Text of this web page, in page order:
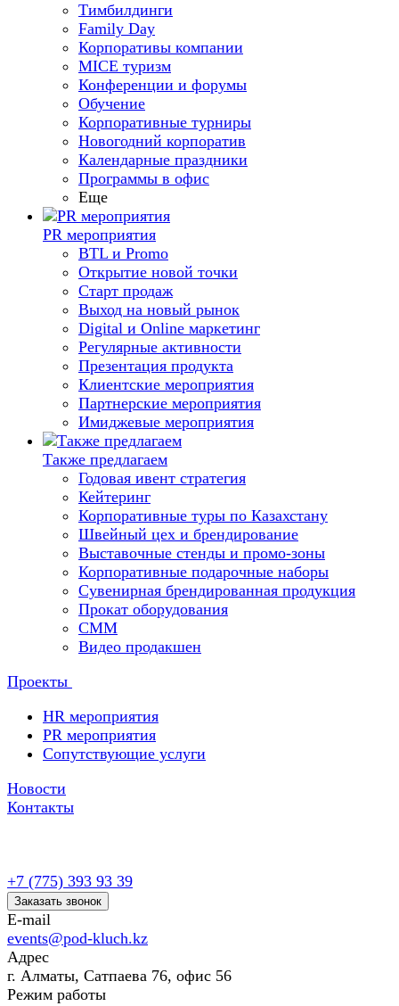
Тимбилдинги
Family Day
Корпоративы компании
MICE туризм
Конференции и форумы
Обучение
Корпоративные турниры
Новогодний корпоратив
Календарные праздники
Программы в офис
Еще
PR мероприятия
BTL и Promo
Открытие новой точки
Старт продаж
Выход на новый рынок
Digital и Online маркетинг
Регулярные активности
Презентация продукта
Клиентские мероприятия
Партнерские мероприятия
Имиджевые мероприятия
Также предлагаем
Годовая ивент стратегия
Кейтеринг
Корпоративные туры по Казахстану
Швейный цех и брендирование
Выставочные стенды и промо-зоны
Корпоративные подарочные наборы
Сувенирная брендированная продукция
Прокат оборудования
СММ
Видео продакшен
Проекты
HR мероприятия
PR мероприятия
Сопутствующие услуги
Новости
Контакты
+7 (775) 393 93 39
Заказать звонок
E-mail
events@pod-kluch.kz
Адрес
г. Алматы, Сатпаева 76, офис 56
Режим работы